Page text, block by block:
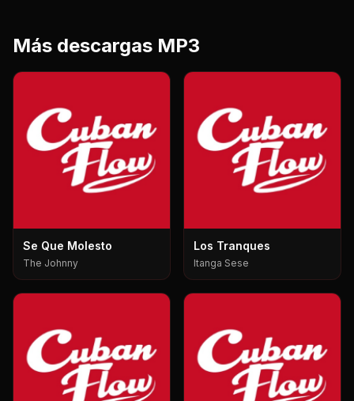
Más descargas MP3
Se Que Molesto
The Johnny
Los Tranques
Itanga Sese